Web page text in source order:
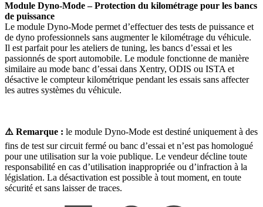
Module Dyno-Mode – Protection du kilométrage pour les bancs
de puissance
Le module Dyno-Mode permet d’effectuer des tests de puissance et
de dyno professionnels sans augmenter le kilométrage du véhicule.
Il est parfait pour les ateliers de tuning, les bancs d’essai et les
passionnés de sport automobile. Le module fonctionne de manière
similaire au mode banc d’essai dans Xentry, ODIS ou ISTA et
désactive le compteur kilométrique pendant les essais sans affecter
les autres systèmes du véhicule.
⚠️ Remarque : le module Dyno-Mode est destiné uniquement à des
fins de test sur circuit fermé ou banc d’essai et n’est pas homologué
pour une utilisation sur la voie publique. Le vendeur décline toute
responsabilité en cas d’utilisation inappropriée ou d’infraction à la
législation. La désactivation est possible à tout moment, en toute
sécurité et sans laisser de traces.